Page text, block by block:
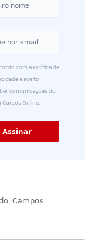
com a Política de
e aceito
comunicações do
Cursos Online.
Campos